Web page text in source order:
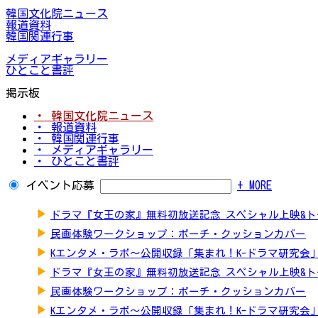
韓国文化院ニュース
報道資料
韓国関連行事
メディアギャラリー
ひとこと書評
掲示板
・ 韓国文化院ニュース
・ 報道資料
・ 韓国関連行事
・ メディアギャラリー
・ ひとこと書評
イベント応募 + MORE
▶ ドラマ『女王の家』無料初放送記念 スペシャル上映&
▶ 民画体験ワークショップ：ポーチ・クッションカバー
▶ Kエンタメ・ラボ～公開収録「集まれ！K-ドラマ研究会」
▶ ドラマ『女王の家』無料初放送記念 スペシャル上映&
▶ 民画体験ワークショップ：ポーチ・クッションカバー
▶ Kエンタメ・ラボ～公開収録「集まれ！K-ドラマ研究会」